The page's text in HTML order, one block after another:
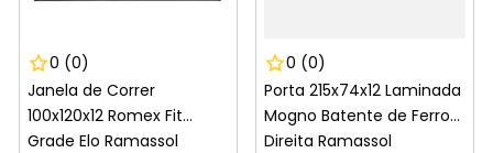
0 (0)
Janela de Correr
100x120x12 Romex Fit
Grade Elo Ramassol
0 (0)
Porta 215x74x12 Laminada
Mogno Batente de Ferro
Direita Ramassol